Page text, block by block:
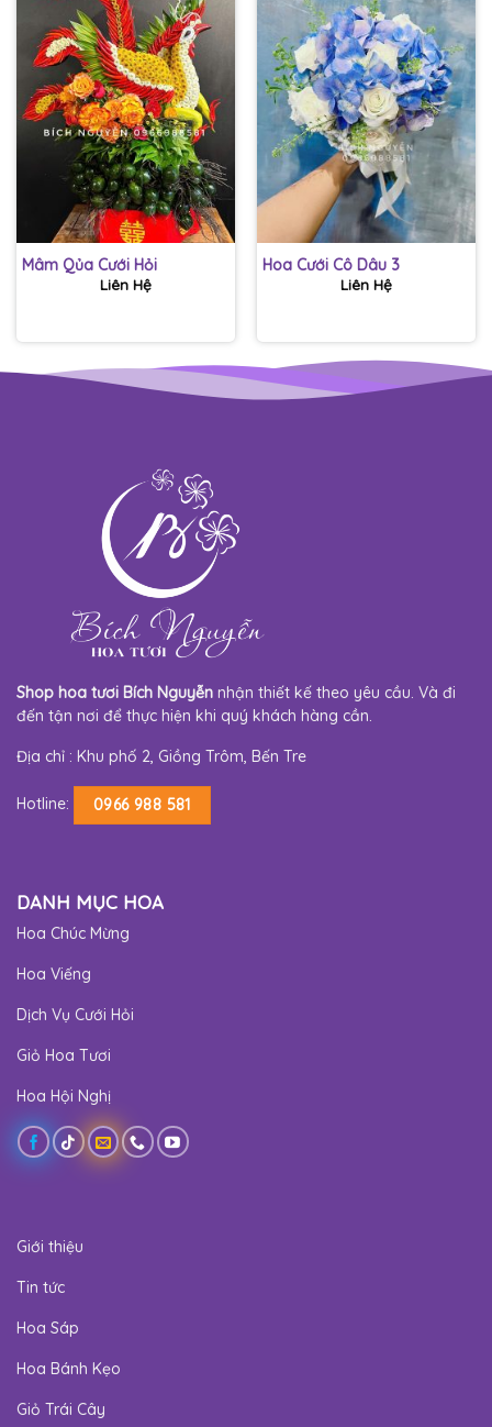
Mâm Qủa Cưới Hỏi
Liên Hệ
Hoa Cưới Cô Dâu 3
Liên Hệ
Shop hoa tươi Bích Nguyễn nhận thiết kế theo yêu cầu. Và đi
đến tận nơi để thực hiện khi quý khách hàng cần.
Địa chỉ : Khu phố 2, Giồng Trôm, Bến Tre
Hotline: 0966 988 581
DANH MỤC HOA
Hoa Chúc Mừng
Hoa Viếng
Dịch Vụ Cưới Hỏi
Giỏ Hoa Tươi
Hoa Hội Nghị
Giới thiệu
Tin tức
Hoa Sáp
Hoa Bánh Kẹo
Giỏ Trái Cây